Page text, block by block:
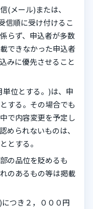
(メール)または、
信順に受け付けるこ
らず、申込者が多数
できなかった申込者
みに優先させること
位とする。)は、申
する。その場合でも
で内容変更を予定し
められないものは、
とする。
の品位を貶めるも
のあるもの等は掲載
つき２，０００円